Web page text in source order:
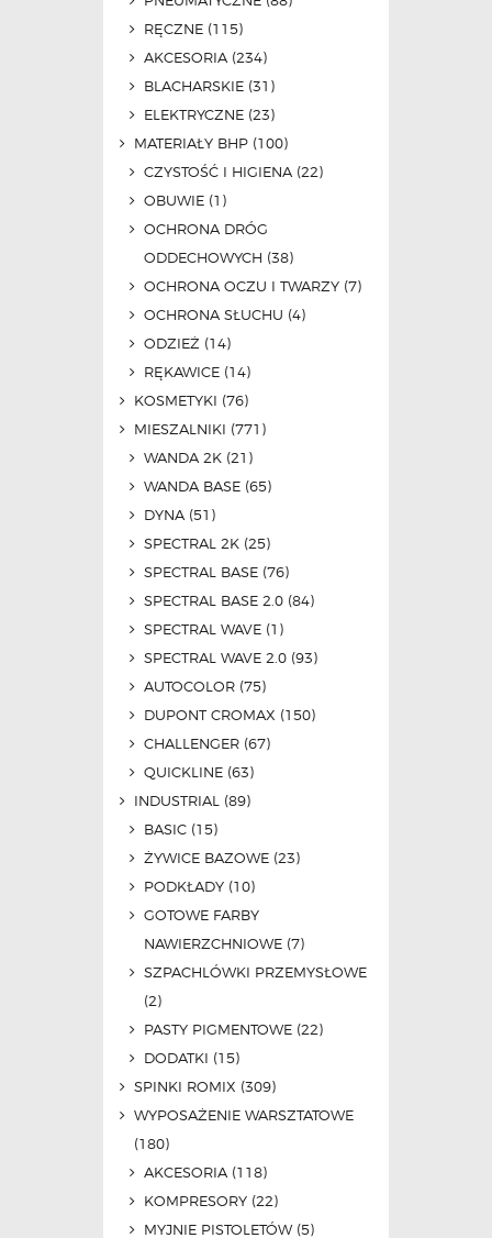
RĘCZNE (115)
AKCESORIA (234)
BLACHARSKIE (31)
ELEKTRYCZNE (23)
MATERIAŁY BHP (100)
CZYSTOŚĆ I HIGIENA (22)
OBUWIE (1)
OCHRONA DRÓG
ODDECHOWYCH (38)
OCHRONA OCZU I TWARZY (7)
OCHRONA SŁUCHU (4)
ODZIEŻ (14)
RĘKAWICE (14)
KOSMETYKI (76)
MIESZALNIKI (771)
WANDA 2K (21)
WANDA BASE (65)
DYNA (51)
SPECTRAL 2K (25)
SPECTRAL BASE (76)
SPECTRAL BASE 2.0 (84)
SPECTRAL WAVE (1)
SPECTRAL WAVE 2.0 (93)
AUTOCOLOR (75)
DUPONT CROMAX (150)
CHALLENGER (67)
QUICKLINE (63)
INDUSTRIAL (89)
BASIC (15)
ŻYWICE BAZOWE (23)
PODKŁADY (10)
GOTOWE FARBY
NAWIERZCHNIOWE (7)
SZPACHLÓWKI PRZEMYSŁOWE
(2)
PASTY PIGMENTOWE (22)
DODATKI (15)
SPINKI ROMIX (309)
WYPOSAŻENIE WARSZTATOWE
(180)
AKCESORIA (118)
KOMPRESORY (22)
MYJNIE PISTOLETÓW (5)